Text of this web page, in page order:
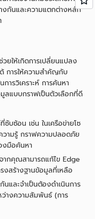
งกันและความแตกต่างหลัก
ให้เกิดการเปลี่ยนแปลง
การให้ความสำคัญกับ
ารวิเคราะห์ การค้นหา
ลแบบกราฟเป็นตัวเลือกที่ดี
ซ้อน เช่น ในเครือข่ายโซ
วามรู้ กราฟความปลอดภัย
งมือค้นหา
กคุณสามารถแก้ไข Edge
สร้างฐานข้อมูลที่เหลือ
และจำเป็นต้องดำเนินการ
ว่างความสัมพันธ์ (การ